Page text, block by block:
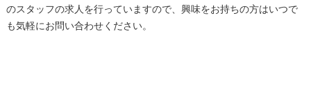
のスタッフの求人を行っていますので、興味をお持ちの方はいつで
も気軽にお問い合わせください。